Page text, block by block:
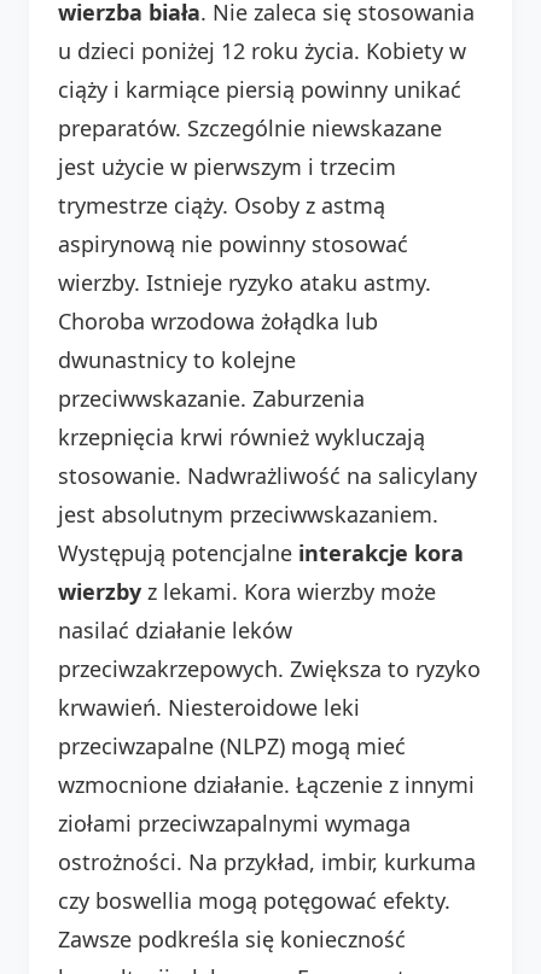
wierzba biała. Nie zaleca się stosowania
u dzieci poniżej 12 roku życia. Kobiety w
ciąży i karmiące piersią powinny unikać
preparatów. Szczególnie niewskazane
jest użycie w pierwszym i trzecim
trymestrze ciąży. Osoby z astmą
aspirynową nie powinny stosować
wierzby. Istnieje ryzyko ataku astmy.
Choroba wrzodowa żołądka lub
dwunastnicy to kolejne
przeciwwskazanie. Zaburzenia
krzepnięcia krwi również wykluczają
stosowanie. Nadwrażliwość na salicylany
jest absolutnym przeciwwskazaniem.
Występują potencjalne interakcje kora
wierzby z lekami. Kora wierzby może
nasilać działanie leków
przeciwzakrzepowych. Zwiększa to ryzyko
krwawień. Niesteroidowe leki
przeciwzapalne (NLPZ) mogą mieć
wzmocnione działanie. Łączenie z innymi
ziołami przeciwzapalnymi wymaga
ostrożności. Na przykład, imbir, kurkuma
czy boswellia mogą potęgować efekty.
Zawsze podkreśla się konieczność